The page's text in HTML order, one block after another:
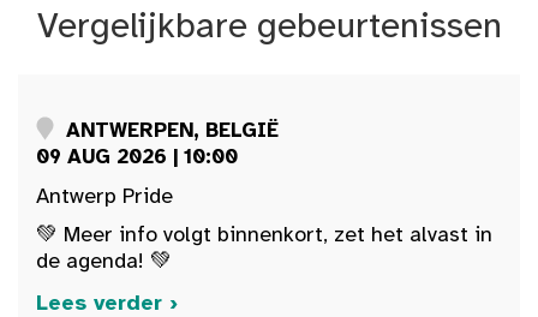
Vergelijkbare gebeurtenissen
ANTWERPEN, BELGIË
09 AUG 2026 | 10:00
Antwerp Pride
💚 Meer info volgt binnenkort, zet het alvast in
de agenda! 💚
Lees verder ›